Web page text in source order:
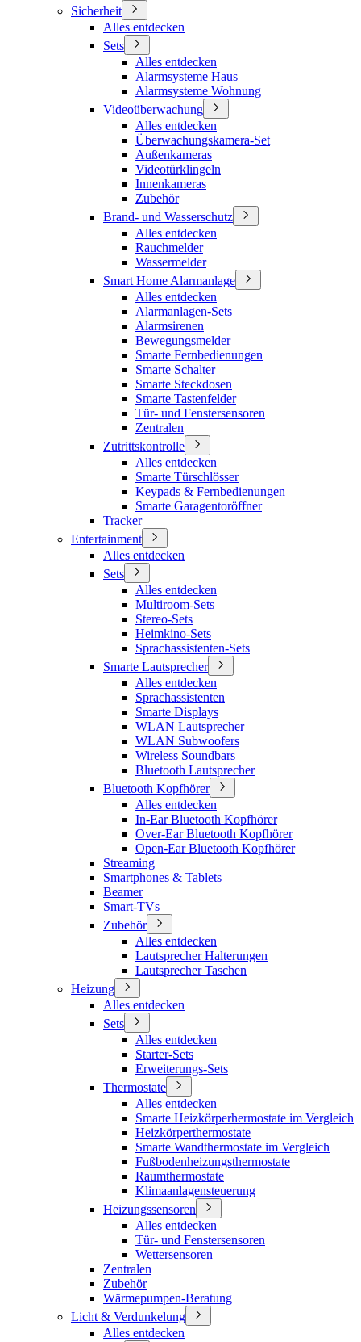
Sicherheit
Alles entdecken
Sets
Alles entdecken
Alarmsysteme Haus
Alarmsysteme Wohnung
Videoüberwachung
Alles entdecken
Überwachungskamera-Set
Außenkameras
Videotürklingeln
Innenkameras
Zubehör
Brand- und Wasserschutz
Alles entdecken
Rauchmelder
Wassermelder
Smart Home Alarmanlage
Alles entdecken
Alarmanlagen-Sets
Alarmsirenen
Bewegungsmelder
Smarte Fernbedienungen
Smarte Schalter
Smarte Steckdosen
Smarte Tastenfelder
Tür- und Fenstersensoren
Zentralen
Zutrittskontrolle
Alles entdecken
Smarte Türschlösser
Keypads & Fernbedienungen
Smarte Garagentoröffner
Tracker
Entertainment
Alles entdecken
Sets
Alles entdecken
Multiroom-Sets
Stereo-Sets
Heimkino-Sets
Sprachassistenten-Sets
Smarte Lautsprecher
Alles entdecken
Sprachassistenten
Smarte Displays
WLAN Lautsprecher
WLAN Subwoofers
Wireless Soundbars
Bluetooth Lautsprecher
Bluetooth Kopfhörer
Alles entdecken
In-Ear Bluetooth Kopfhörer
Over-Ear Bluetooth Kopfhörer
Open-Ear Bluetooth Kopfhörer
Streaming
Smartphones & Tablets
Beamer
Smart-TVs
Zubehör
Alles entdecken
Lautsprecher Halterungen
Lautsprecher Taschen
Heizung
Alles entdecken
Sets
Alles entdecken
Starter-Sets
Erweiterungs-Sets
Thermostate
Alles entdecken
Smarte Heizkörperhermostate im Vergleich
Heizkörperthermostate
Smarte Wandthermostate im Vergleich
Fußbodenheizungsthermostate
Raumthermostate
Klimaanlagensteuerung
Heizungssensoren
Alles entdecken
Tür- und Fenstersensoren
Wettersensoren
Zentralen
Zubehör
Wärmepumpen-Beratung
Licht & Verdunkelung
Alles entdecken